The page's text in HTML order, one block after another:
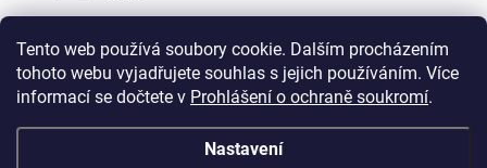
Tento web používá soubory cookie. Dalším procházením
tohoto webu vyjadřujete souhlas s jejich používáním. Více
informací se dočtete v Prohlášení o ochraně soukromí.
Nastavení
do 3 pracovních dnů. Doručení do odběrných boxů volte
17 Kč
Horká čokoláda - Classic 25g
19 Kč